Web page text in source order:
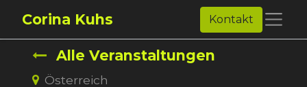
Corina Kuhs Kontakt
Alle Veranstaltungen
Österreich